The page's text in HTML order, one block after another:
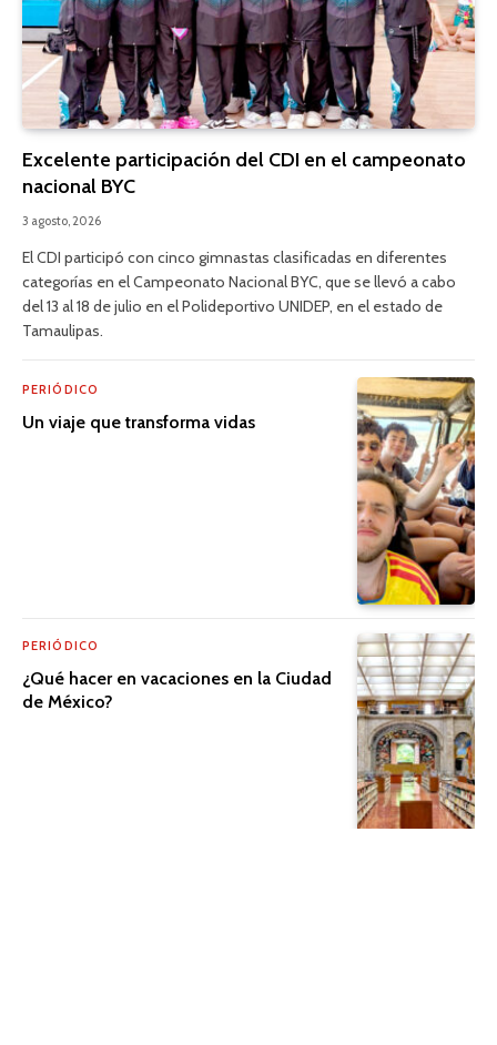
Excelente participación del CDI en el campeonato
nacional BYC
3 agosto, 2026
El CDI participó con cinco gimnastas clasificadas en diferentes
categorías en el Campeonato Nacional BYC, que se llevó a cabo
del 13 al 18 de julio en el Polideportivo UNIDEP, en el estado de
Tamaulipas.
PERIÓDICO
Un viaje que transforma vidas
PERIÓDICO
¿Qué hacer en vacaciones en la Ciudad
de México?